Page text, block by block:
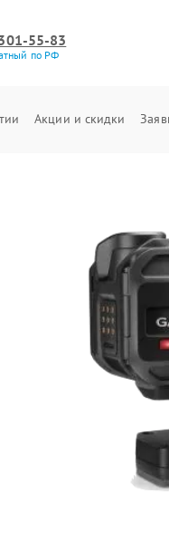
55-83
по РФ
Акции и скидки